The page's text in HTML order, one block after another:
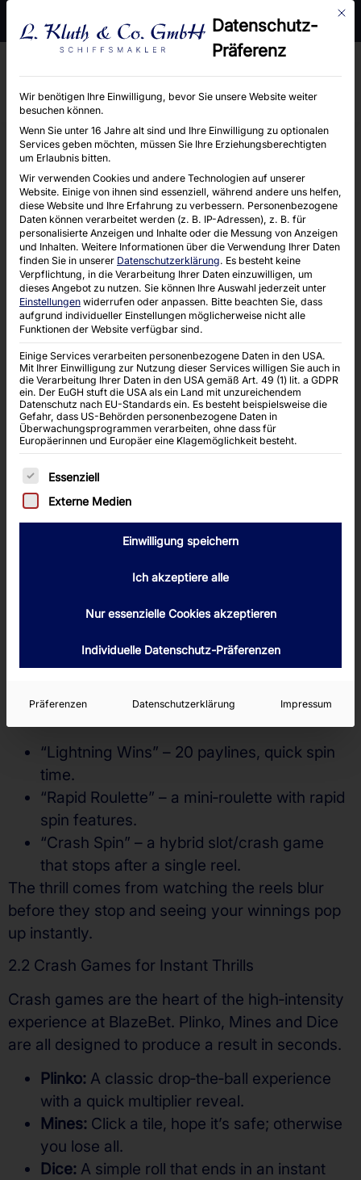
E-Mail : info@kluth-hamburg.de
1. Why BlazeBet Loves Quick Wins
When you’re chasing that adrenaline rush after
a coffee break or a quick lunch, BlazeBet feels
like a neon‑lit arcade you can pull up on your
phone at any corner of the city. The platform is
built around the idea that the best playtime is the
one that delivers instant gratification without the
long‑haul commitment of traditional casino
sessions.
In a few clicks you’re in the middle of a slot spin
or a rapid crash game, and the outcome is
revealed almost instantly. The vibe?
High‑energy, high‑risk, and high reward – all
wrapped into a single session that can last less
than ten minutes but leave you buzzing for the
next one.
2. A Handful of Games That Deliver
2.1 Slots for Speed
’s slot library is huge – more than 6000
names – but only a few are truly fast‑paced.
Think of games that reward you within seconds
and let you jump from one to the next without a
“Lightning Wins” – 20 paylines, quick spin
time.
“Rapid Roulette” – a mini‑roulette with rapid
spin features.
“Crash Spin” – a hybrid slot/crash game
that stops after a single reel.
The thrill comes from watching the reels blur
before they stop and seeing your winnings pop
up instantly.
2.2 Crash Games for Instant Thrills
Crash games are the heart of the high‑intensity
experience at BlazeBet. Plinko, Mines and Dice
are all designed to produce a result in seconds.
Plinko: A classic drop‑the‑ball experience
with a quick multiplier reveal.
Mines: Click a tile, hope it’s safe; otherwise
you lose all.
Dice: A simple roll that ends in an instant
Mit
Datenschutz-
Präferenz
Wir benötigen Ihre Einwilligung, bevor Sie unsere Website weiter
besuchen können.
Wenn Sie unter 16 Jahre alt sind und Ihre Einwilligung zu optionalen
Services geben möchten, müssen Sie Ihre Erziehungsberechtigten
um Erlaubnis bitten.
Wir verwenden Cookies und andere Technologien auf unserer
Website. Einige von ihnen sind essenziell, während andere uns helfen,
diese Website und Ihre Erfahrung zu verbessern. Personenbezogene
Daten können verarbeitet werden (z. B. IP-Adressen), z. B. für
personalisierte Anzeigen und Inhalte oder die Messung von Anzeigen
und Inhalten. Weitere Informationen über die Verwendung Ihrer Daten
finden Sie in unserer Datenschutzerklärung. Es besteht keine
Verpflichtung, in die Verarbeitung Ihrer Daten einzuwilligen, um
dieses Angebot zu nutzen. Sie können Ihre Auswahl jederzeit unter
Einstellungen widerrufen oder anpassen. Bitte beachten Sie, dass
aufgrund individueller Einstellungen möglicherweise nicht alle
Funktionen der Website verfügbar sind.
Einige Services verarbeiten personenbezogene Daten in den USA.
Mit Ihrer Einwilligung zur Nutzung dieser Services willigen Sie auch in
die Verarbeitung Ihrer Daten in den USA gemäß Art. 49 (1) lit. a GDPR
ein. Der EuGH stuft die USA als ein Land mit unzureichendem
Datenschutz nach EU-Standards ein. Es besteht beispielsweise die
Gefahr, dass US-Behörden personenbezogene Daten in
Überwachungsprogrammen verarbeiten, ohne dass für
Europäerinnen und Europäer eine Klagemöglichkeit besteht.
Es folgt eine Liste der Service-Gruppen, für
Essenziell
Externe Medien
Einwilligung speichern
Ich akzeptiere alle
Nur essenzielle Cookies akzeptieren
Individuelle Datenschutz-Präferenzen
Präferenzen Datenschutzerklärung Impressum